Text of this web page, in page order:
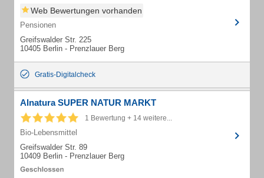
Web Bewertungen vorhanden
Pensionen
Greifswalder Str. 225
10405 Berlin - Prenzlauer Berg
Gratis-Digitalcheck
Alnatura SUPER NATUR MARKT
1 Bewertung + 14 weitere...
Bio-Lebensmittel
Greifswalder Str. 89
10409 Berlin - Prenzlauer Berg